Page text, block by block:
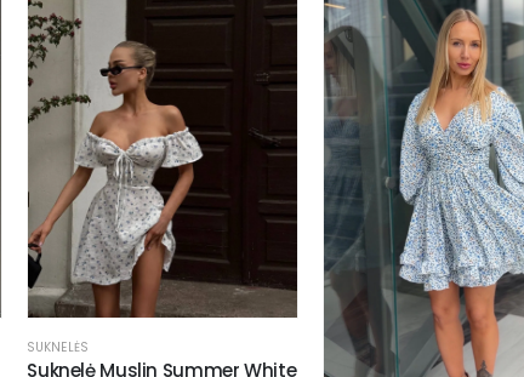
SUKNELĖS
Suknelė Muslin Summer White